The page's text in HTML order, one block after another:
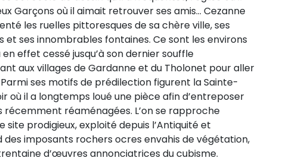
Garçons où il aimait retrouver ses amis… Cezanne
les ruelles pittoresques de sa chère ville, ses
ses innombrables fontaines. Ce sont les environs
effet cessé jusqu’à son dernier souffle
aux villages de Gardanne et du Tholonet pour aller
ses motifs de prédilection figurent la Sainte-
où il a longtemps loué une pièce afin d’entreposer
réaménagées. L’on se rapproche
prodigieux, exploité depuis l’Antiquité et
des imposants rochers ocres envahis de végétation,
d’œuvres annonciatrices du cubisme.